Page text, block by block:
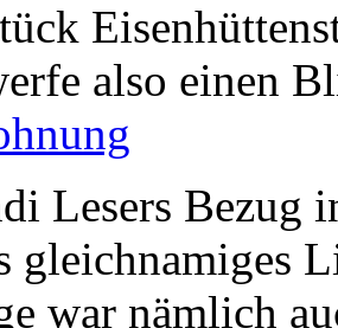
also einen
Lesers Bezug
gleichnamiges
war nämlich